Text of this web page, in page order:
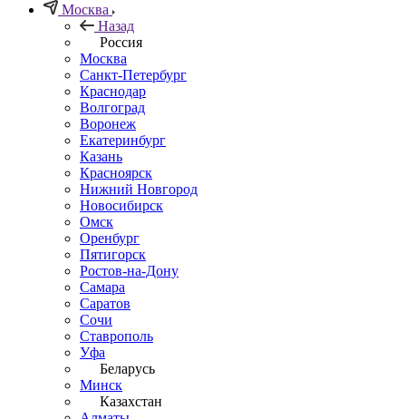
Москва
Назад
Россия
Москва
Санкт-Петербург
Краснодар
Волгоград
Воронеж
Екатеринбург
Казань
Красноярск
Нижний Новгород
Новосибирск
Омск
Оренбург
Пятигорск
Ростов-на-Дону
Самара
Саратов
Сочи
Ставрополь
Уфа
Беларусь
Минск
Казахстан